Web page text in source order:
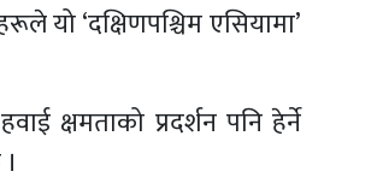
यो ‘दक्षिणपश्चिम एसियामा’
क्षमताको प्रदर्शन पनि हेर्ने